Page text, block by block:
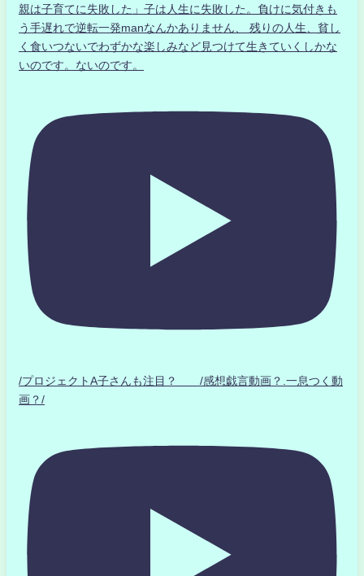
親は子育てに失敗した」子は人生に失敗した。負けに気付きも
う手遅れで逆転一発manなんかありません、 残りの人生、貧し
く食いつないでわずかな楽しみなど見つけて生きていくしかな
いのです。ないのです。
/プロジェクトA子さんも注目？ /感想戯言動画？.一息つく動
画？/